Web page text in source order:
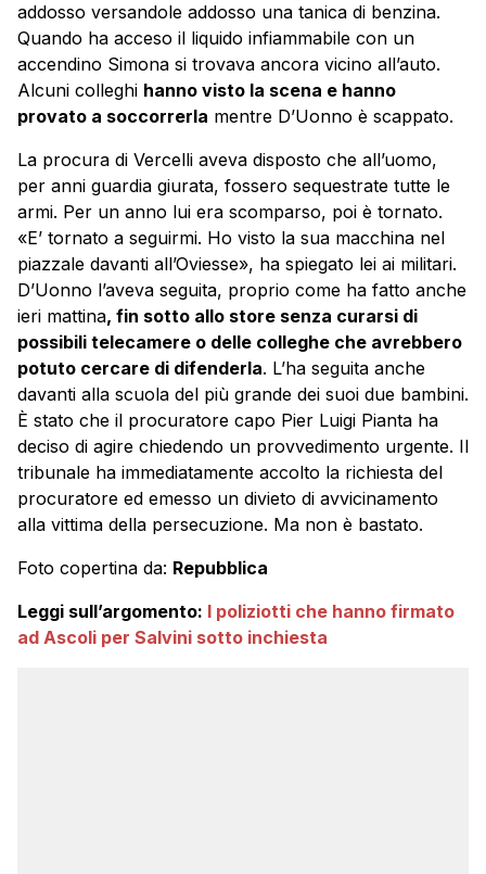
addosso versandole addosso una tanica di benzina.
Quando ha acceso il liquido infiammabile con un
accendino Simona si trovava ancora vicino all’auto.
Alcuni colleghi hanno visto la scena e hanno
provato a soccorrerla mentre D’Uonno è scappato.
La procura di Vercelli aveva disposto che all’uomo,
per anni guardia giurata, fossero sequestrate tutte le
armi. Per un anno lui era scomparso, poi è tornato.
«E’ tornato a seguirmi. Ho visto la sua macchina nel
piazzale davanti all’Oviesse», ha spiegato lei ai militari.
D’Uonno l’aveva seguita, proprio come ha fatto anche
ieri mattina, fin sotto allo store senza curarsi di
possibili telecamere o delle colleghe che avrebbero
potuto cercare di difenderla. L’ha seguita anche
davanti alla scuola del più grande dei suoi due bambini.
È stato che il procuratore capo Pier Luigi Pianta ha
deciso di agire chiedendo un provvedimento urgente. Il
tribunale ha immediatamente accolto la richiesta del
procuratore ed emesso un divieto di avvicinamento
alla vittima della persecuzione. Ma non è bastato.
Foto copertina da: Repubblica
Leggi sull’argomento: I poliziotti che hanno firmato
ad Ascoli per Salvini sotto inchiesta